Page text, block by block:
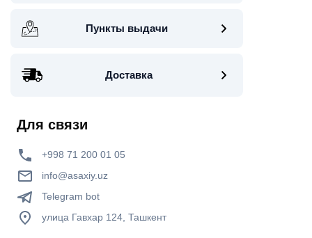
Пункты выдачи
Доставка
Для связи
+998 71 200 01 05
info@asaxiy.uz
Telegram bot
улица Гавхар 124, Ташкент